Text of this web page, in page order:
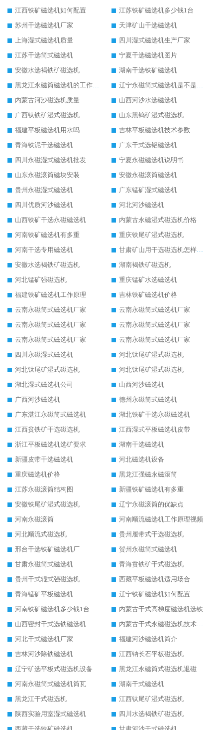
江西铁矿磁选机如何配置
江苏铁矿磁选机多少钱1台
苏州干选磁选机厂家
天津矿山干选磁选机
上海湿式磁选机质量
四川湿式磁选机生产厂家
江苏干选筒式磁选机
宁夏干选磁选机图片
安徽水选褐铁矿磁选机
湖南干选铁矿磁选机
黑龙江永磁筒磁选机的工作原理
辽宁永磁筒式磁选机是不是强磁
内蒙古河沙磁选机质量
山西河沙水选磁选机
广西钛铁矿湿式磁选机
山东黑钨矿湿式磁选机
福建平板磁选机用水吗
吉林平板磁选机技术参数
青海铁泥干选磁选机
广东干式选铝磁选机
四川永磁湿式磁选机批发
宁夏永磁磁选机说明书
山东永磁滚筒磁块安装
安徽永磁滚筒磁选机
贵州永磁湿式磁选机
广东锰矿湿式磁选机
四川优质河沙磁选机
河北河沙磁选机
山西铁矿干选永磁磁选机
内蒙古永磁湿式磁选机价格
河南铁矿磁选机有多重
重庆铁尾矿湿式磁选机
河南干选专用磁选机
甘肃矿山用干选磁选机怎样调磁
安徽水选褐铁矿磁选机
湖南褐铁矿磁选机
河北锰矿强磁选机
重庆锰矿水选磁选机
福建铁矿磁选机工作原理
吉林铁矿磁选机价格
云南永磁筒式磁选机厂家
云南永磁筒式磁选机厂家
云南永磁筒式磁选机厂家
云南永磁筒式磁选机厂家
云南永磁筒式磁选机厂家
云南永磁筒式磁选机厂家
四川永磁湿式磁选机
河北钛尾矿湿式磁选机
河北钛尾矿湿式磁选机
河北钛尾矿湿式磁选机
湖北湿式磁选机公司
山西河沙磁选机
广西河沙磁选机
德州永磁筒式磁选机
广东湛江永磁筒式磁选机
湖北铁矿干选永磁磁选机
江西贫铁矿干选磁选机
江西湿式平板磁选机皮带
浙江平板磁选机选矿要求
湖南干选磁选机
新疆皮带干选磁选机
河北磁选机设备
重庆磁选机价格
黑龙江强磁永磁滚筒
江苏永磁滚筒结构图
新疆铁矿磁选机有多重
安徽铁尾矿湿式磁选机
辽宁永磁滚筒的优缺点
河南永磁滚筒
河南顺流磁选机工作原理视频
河北顺流式磁选机
贵州履带式干选磁选机
邢台干选铁矿磁选机厂
贺州永磁筒式磁选机
甘肃永磁筒式磁选机
青海贫铁矿干式磁选机
贵州干式辊式强磁选机
西藏平板磁选机适用场合
青海锰矿平板磁选机
辽宁铁矿磁选机如何配置
河南铁矿磁选机多少钱1台
内蒙古干式高梯度磁选机选铁
山西密封干式选铁磁选机
内蒙古干式永磁磁选机技术要求
河北干式磁选机厂家
福建河沙磁选机简介
吉林河沙除铁磁选机
江西钠长石平板磁选机
辽宁矿选平板式磁选机设备
黑龙江永磁筒式磁选机退磁
河南永磁筒式磁选机筒瓦
湖南干式磁选机
黑龙江干式磁选机
江西钛尾矿湿式磁选机
陕西实验用室湿式磁选机
四川水选褐铁矿磁选机